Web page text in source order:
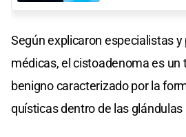
Según explicaron especialistas
médicas, el cistoadenoma es un
benigno caracterizado por la
quísticas dentro de las